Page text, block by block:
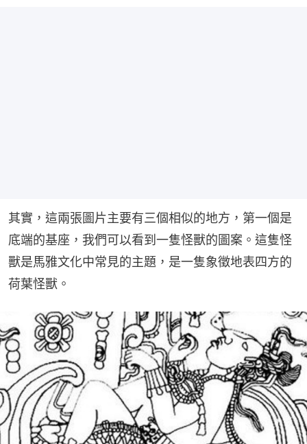
其實，這兩張圖片主要有三個相似的地方，第一個是
底端的基座，我們可以看到一隻怪獸的圖案。這隻怪
獸是馬雅文化中常見的主題，是一隻象徵地表四方的
荷葉怪獸。